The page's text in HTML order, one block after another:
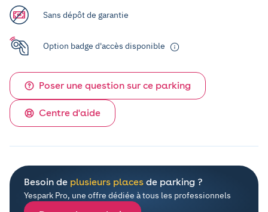
Sans dépôt de garantie
Option badge d'accès disponible
Poser une question sur ce parking
Centre d'aide
Besoin de plusieurs places de parking ?
Yespark Pro, une offre dédiée à tous les professionnels